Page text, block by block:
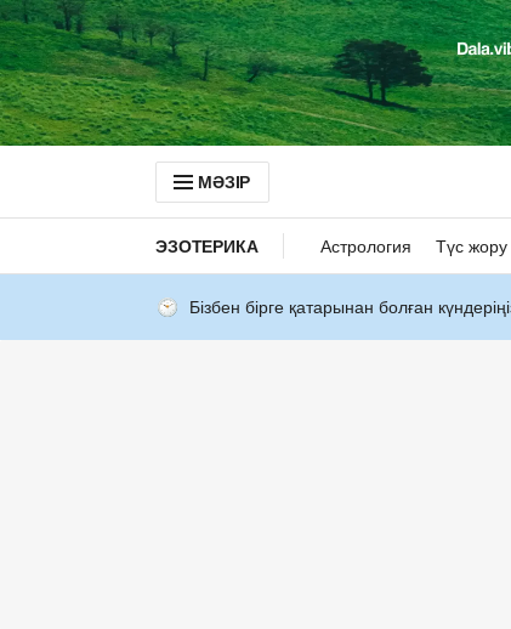
МӘЗІР
ЭЗОТЕРИКА Астрология Түс жору
Бізбен бірге қатарынан болған